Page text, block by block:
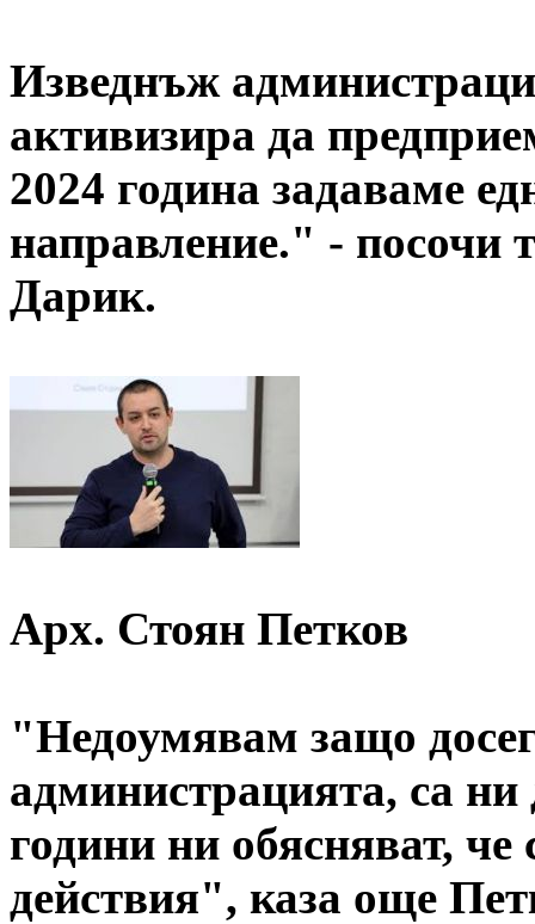
Изведнъж
активизира да
2024 година задаваме
направление." - посочи
Дарик.
Арх. Стоян Петков
"Недоумявам защо
администрацията, са ни
години ни обясняват,
действия", каза още